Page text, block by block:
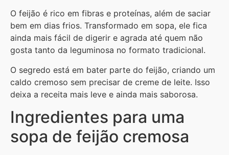
O feijão é rico em fibras e proteínas, além de saciar
bem em dias frios. Transformado em sopa, ele fica
ainda mais fácil de digerir e agrada até quem não
gosta tanto da leguminosa no formato tradicional.
O segredo está em bater parte do feijão, criando um
caldo cremoso sem precisar de creme de leite. Isso
deixa a receita mais leve e ainda mais saborosa.
Ingredientes para uma
sopa de feijão cremosa